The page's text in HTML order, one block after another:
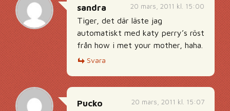
20 mars, 2011 kl. 15:00
sandra
Tiger, det där läste jag
automatiskt med katy perry’s röst
från how i met your mother, haha.
Svara
20 mars, 2011 kl. 15:07
Pucko